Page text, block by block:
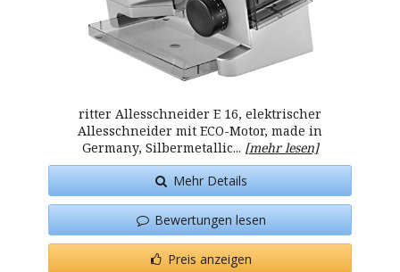
ritter Allesschneider E 16, elektrischer
Allesschneider mit ECO-Motor, made in
Germany, Silbermetallic... [mehr lesen]
Mehr Details
Bewertungen lesen
Preis anzeigen